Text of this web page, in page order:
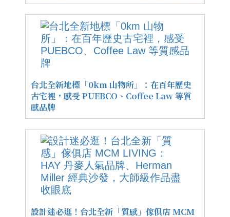
台北全新地標「0km 山物所」：在百年歷史
古宅裡，感受 PUEBCO、Coffee Law 等質
感品牌
設計迷必逛！台北全新「質感」傢俱店 MCM